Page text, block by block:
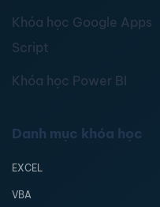
Khóa học Google Apps
Script
Khóa học Power BI
Danh mục khóa học
EXCEL
VBA